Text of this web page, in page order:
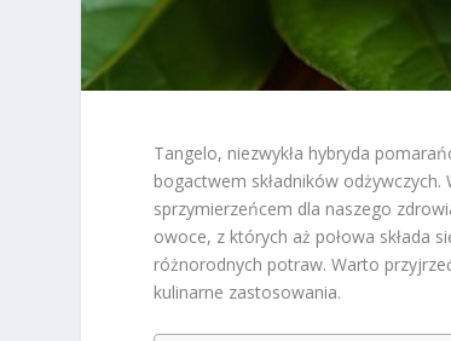
Tangelo, niezwykła hybryda
bogactwem składników
sprzymierzeńcem dla naszego
owoce, z których aż połowa składa
różnorodnych potraw. Warto
kulinarne zastosowania.